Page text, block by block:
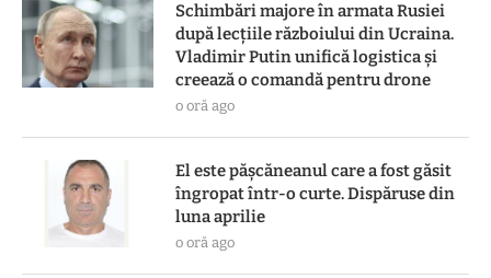
Schimbări majore în armata Rusiei
după lecțiile războiului din Ucraina.
Vladimir Putin unifică logistica și
creează o comandă pentru drone
o oră ago
El este pășcăneanul care a fost găsit
îngropat într-o curte. Dispăruse din
luna aprilie
o oră ago